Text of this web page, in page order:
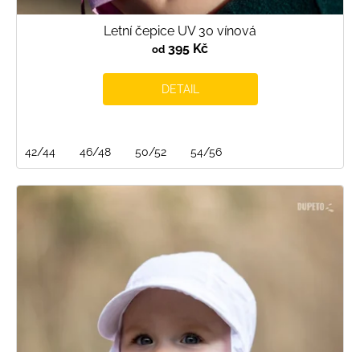
Letní čepice UV 30 vínová
od 395 Kč
DETAIL
42/44 46/48 50/52 54/56